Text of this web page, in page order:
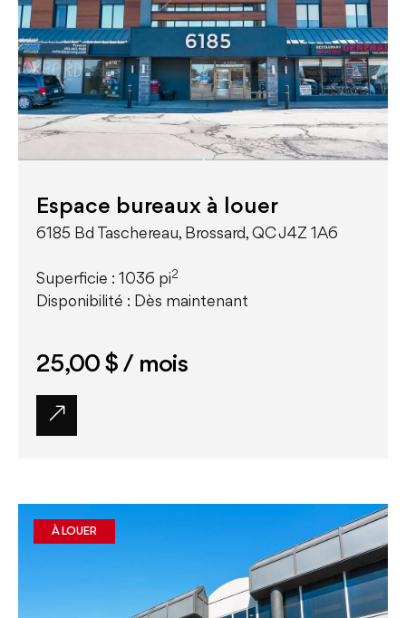
Espace bureaux à louer
6185 Bd Taschereau, Brossard, QC J4Z 1A6
Superficie : 1036 pi2
Disponibilité : Dès maintenant
25,00 $/ mois
À LOUER